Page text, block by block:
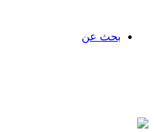
بحث عن